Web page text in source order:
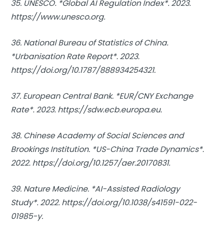
35. UNESCO. *Global AI Regulation Index*. 2023.
https://www.unesco.org.
36. National Bureau of Statistics of China.
*Urbanisation Rate Report*. 2023.
https://doi.org/10.1787/888934254321.
37. European Central Bank. *EUR/CNY Exchange
Rate*. 2023. https://sdw.ecb.europa.eu.
38. Chinese Academy of Social Sciences and
Brookings Institution. *US-China Trade Dynamics*.
2022. https://doi.org/10.1257/aer.20170831.
39. Nature Medicine. *AI-Assisted Radiology
Study*. 2022. https://doi.org/10.1038/s41591-022-
01985-y.